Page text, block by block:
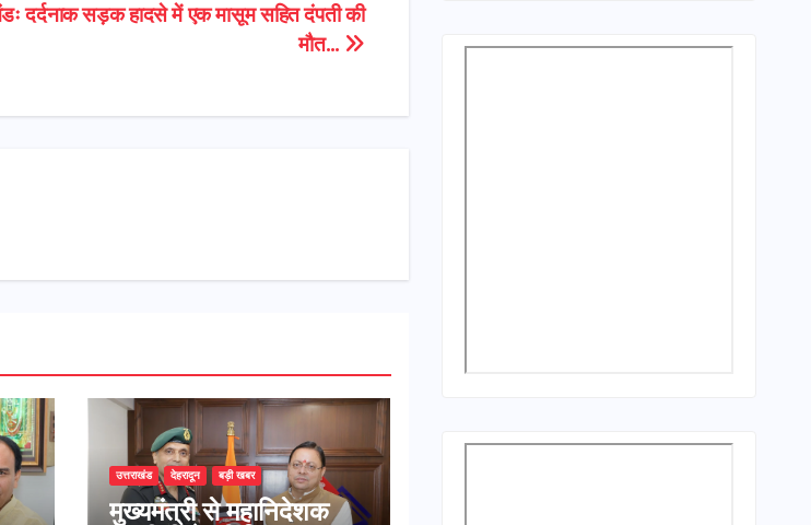
दर्दनाक सड़क हादसे में एक मासूम सहित दंपती की
मौत…
उत्तराखंड देहरादून बड़ी खबर
मुख्यमंत्री से महानिदेशक